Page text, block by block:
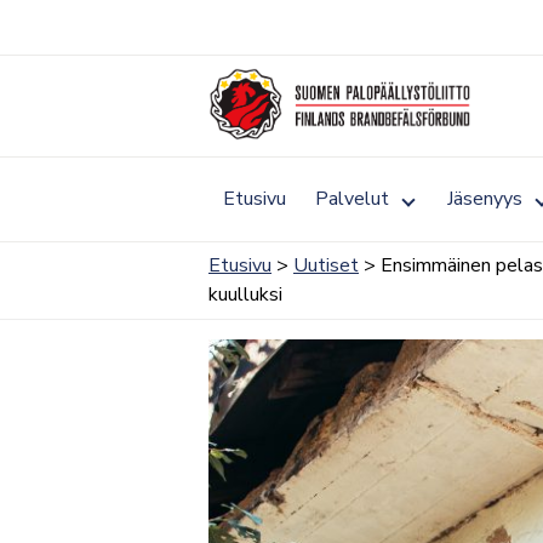
Etusivu Palvelut Toggle
submenu
Palvelut
Jäsenyys
Etusivu > Uutiset > Ensimmäinen
kuulluksi